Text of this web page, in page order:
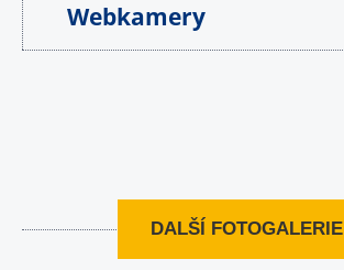
Webkamery
DALŠÍ FOTOGALERIE